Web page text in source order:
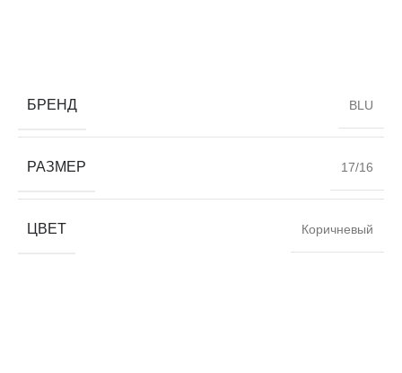
БРЕНД BLU
РАЗМЕР 17/16
ЦВЕТ Коричневый